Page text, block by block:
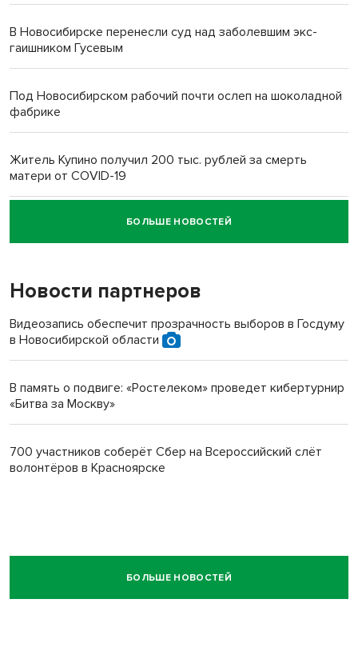
В Новосибирске перенесли суд над заболевшим экс-
гаишником Гусевым
Под Новосибирском рабочий почти ослеп на шоколадной
фабрике
Житель Купино получил 200 тыс. рублей за смерть
матери от COVID-19
Новосибирский суд наказал водителя за смерть
пенсионерки на вокзале
БОЛЬШЕ НОВОСТЕЙ
Новости партнеров
Видеозапись обеспечит прозрачность выборов в Госдуму
в Новосибирской области
В память о подвиге: «Ростелеком» проведет кибертурнир
«Битва за Москву»
700 участников соберёт Сбер на Всероссийский слёт
волонтёров в Красноярске
БОЛЬШЕ НОВОСТЕЙ